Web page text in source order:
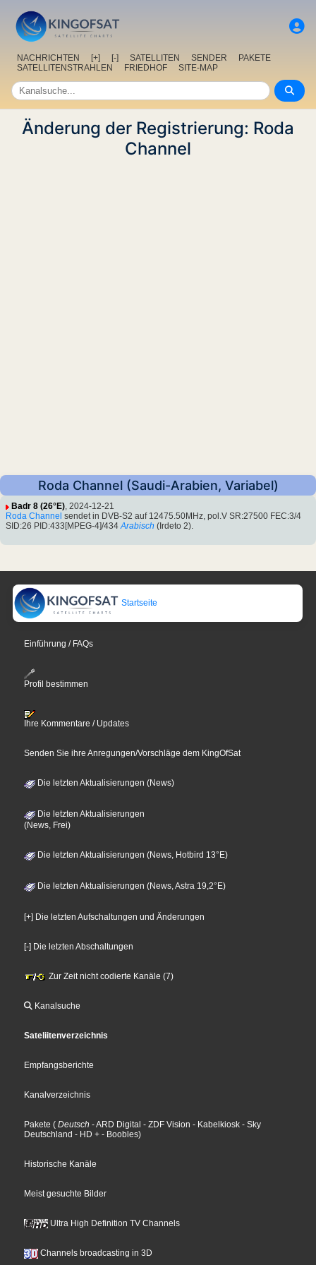
NACHRICHTEN [+] [-] SATELLITEN SENDER
PAKETE
SATELLITENSTRAHLEN
FRIEDHOF SITE-MAP
Änderung der Registrierung: Roda
Channel
Roda Channel (Saudi-Arabien, Variabel)
Badr 8 (26°E), 2024-12-21
Roda Channel sendet in DVB-S2 auf 12475.50MHz, pol.V SR:27500 FEC:3/4
SID:26 PID:433[MPEG-4]/434 Arabisch (Irdeto 2).
Startseite
Einführung / FAQs
Profil bestimmen
Ihre Kommentare / Updates
Senden Sie ihre Anregungen/Vorschläge dem KingOfSat
Die letzten Aktualisierungen (News)
Die letzten Aktualisierungen
(News, Frei)
Die letzten Aktualisierungen (News, Hotbird 13°E)
Die letzten Aktualisierungen (News, Astra 19,2°E)
[+] Die letzten Aufschaltungen und Änderungen
[-] Die letzten Abschaltungen
Zur Zeit nicht codierte Kanäle (7)
Kanalsuche
Sateliitenverzeichnis
Empfangsberichte
Kanalverzeichnis
Pakete ( Deutsch - ARD Digital - ZDF Vision - Kabelkiosk - Sky
Deutschland - HD + - Boobles)
Historische Kanäle
Meist gesuchte Bilder
Ultra High Definition TV Channels
Channels broadcasting in 3D